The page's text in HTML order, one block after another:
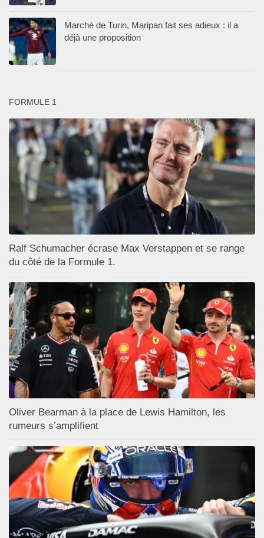
Marché de Turin, Maripan fait ses adieux : il a
déjà une proposition
FORMULE 1
Ralf Schumacher écrase Max Verstappen et se range
du côté de la Formule 1.
Oliver Bearman à la place de Lewis Hamilton, les
rumeurs s’amplifient